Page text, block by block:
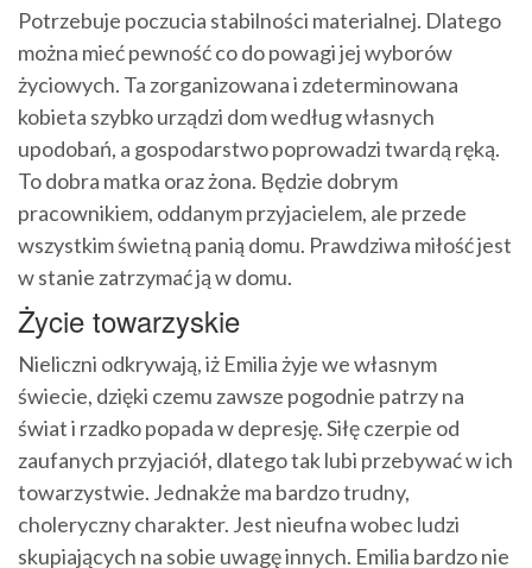
Potrzebuje poczucia stabilności materialnej. Dlatego
można mieć pewność co do powagi jej wyborów
życiowych. Ta zorganizowana i zdeterminowana
kobieta szybko urządzi dom według własnych
upodobań, a gospodarstwo poprowadzi twardą ręką.
To dobra matka oraz żona. Będzie dobrym
pracownikiem, oddanym przyjacielem, ale przede
wszystkim świetną panią domu. Prawdziwa miłość jest
w stanie zatrzymać ją w domu.
Życie towarzyskie
Nieliczni odkrywają, iż Emilia żyje we własnym
świecie, dzięki czemu zawsze pogodnie patrzy na
świat i rzadko popada w depresję. Siłę czerpie od
zaufanych przyjaciół, dlatego tak lubi przebywać w ich
towarzystwie. Jednakże ma bardzo trudny,
choleryczny charakter. Jest nieufna wobec ludzi
skupiających na sobie uwagę innych. Emilia bardzo nie